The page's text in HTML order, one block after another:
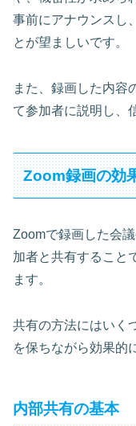
事前にアナウンスし
とが望ましいです。
また、録画した内容
て参加者に説明し、
Zoom録画の効
Zoomで録画した会
加者と共有すること
ます。
共有の方法にはいく
を保ちながら効果的
内部共有の基本